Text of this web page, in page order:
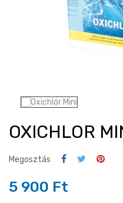
OXICHLOR
Megosztás
5 900 Ft